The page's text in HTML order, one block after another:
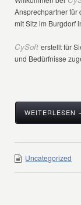
Ansprechpartner
mit Sitz im Burgdorf
CySofterstellt für
und Bedürfnisse
WEITERLESEN
Uncategorized